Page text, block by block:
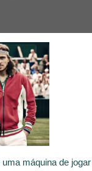
máquina de